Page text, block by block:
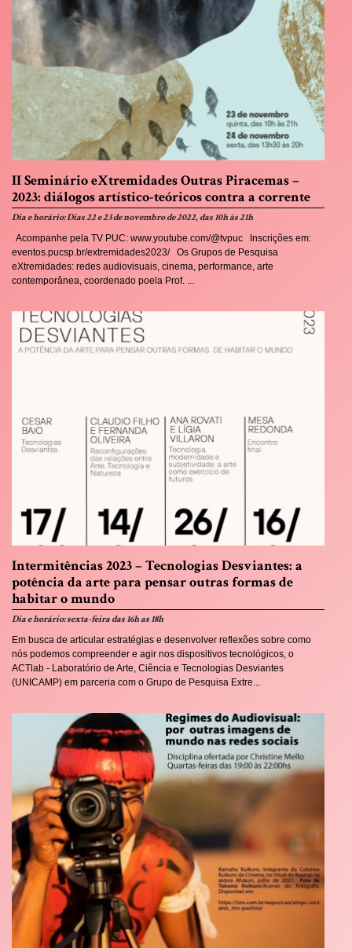
II Seminário eXtremidades Outras Piracemas –
2023: diálogos artístico-teóricos contra a corrente
Dia e horário: Dias 22 e 23 de novembro de 2022, das 10h às 21h
Acompanhe pela TV PUC: www.youtube.com/@tvpuc Inscrições em:
eventos.pucsp.br/extremidades2023/ Os Grupos de Pesquisa
eXtremidades: redes audiovisuais, cinema, performance, arte
contemporânea, coordenado poela Prof. ...
Intermitências 2023 – Tecnologias Desviantes: a
potência da arte para pensar outras formas de
habitar o mundo
Dia e horário: sexta-feira das 16h as 18h
Em busca de articular estratégias e desenvolver reflexões sobre como
nós podemos compreender e agir nos dispositivos tecnológicos, o
ACTlab - Laboratório de Arte, Ciência e Tecnologias Desviantes
(UNICAMP) em parceria com o Grupo de Pesquisa Extre...